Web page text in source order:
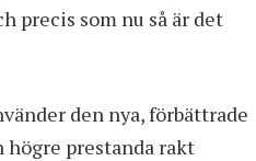
precis som nu så är det
den nya, förbättrade
prestanda rakt